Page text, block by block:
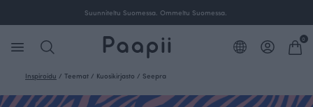
Suunniteltu Suomessa. Ommeltu Suomessa.
0
Inspiroidu / Teemat / Kuosikirjasto / Seepra